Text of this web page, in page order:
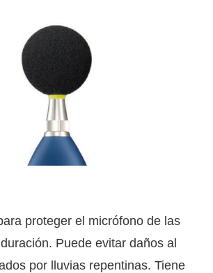
proteger el micrófono de las
Puede evitar daños al
​​por lluvias repentinas. Tiene